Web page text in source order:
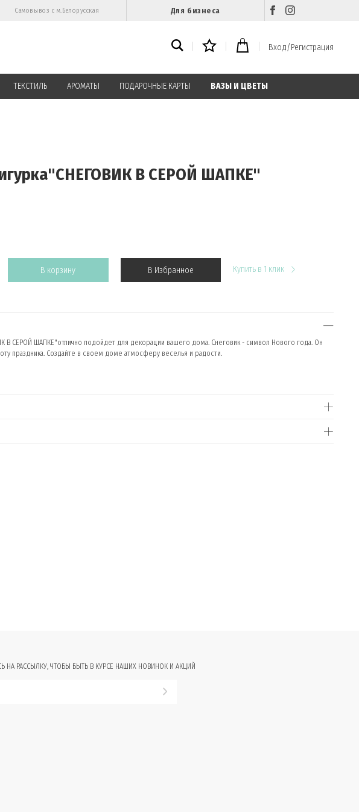
Самовывоз с м.Белорусская Для бизнеса
Вход/Регистрация
ТЕКСТИЛЬ АРОМАТЫ ПОДАРОЧНЫЕ КАРТЫ ВАЗЫ И ЦВЕТЫ
В СЕРОЙ ШАПКЕ"
В корзину В Избранное Купить в 1 клик
В СЕРОЙ ШАПКЕ"отлично подойдет для декорации вашего дома. Снеговик - символ Нового года. Он
праздника. Создайте в своем доме атмосферу веселья и радости.
НА РАССЫЛКУ, ЧТОБЫ БЫТЬ В КУРСЕ НАШИХ НОВИНОК И АКЦИЙ